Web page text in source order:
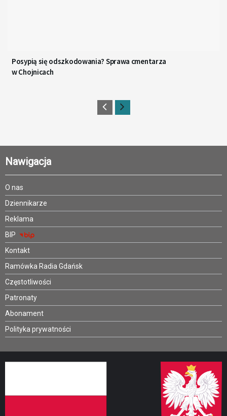
Posypią się odszkodowania? Sprawa cmentarza
w Chojnicach
Nawigacja
O nas
Dziennikarze
Reklama
BIP
Kontakt
Ramówka Radia Gdańsk
Częstotliwości
Patronaty
Abonament
Polityka prywatności